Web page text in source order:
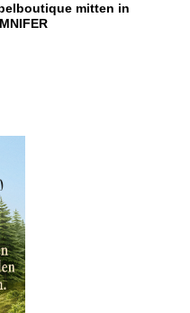
mitten in